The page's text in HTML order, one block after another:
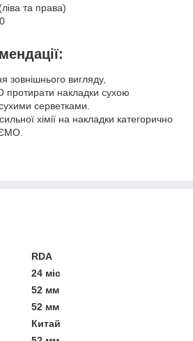
та права)
зовнішнього вигляду,
накладки сухою
серветками.
хімії на накладки категорично
RDA
24 міс
52 мм
52 мм
Китай